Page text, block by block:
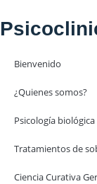
Bienvenido
¿Quienes somos?
Psicología biológica
Tratamientos de
Ciencia Curativa